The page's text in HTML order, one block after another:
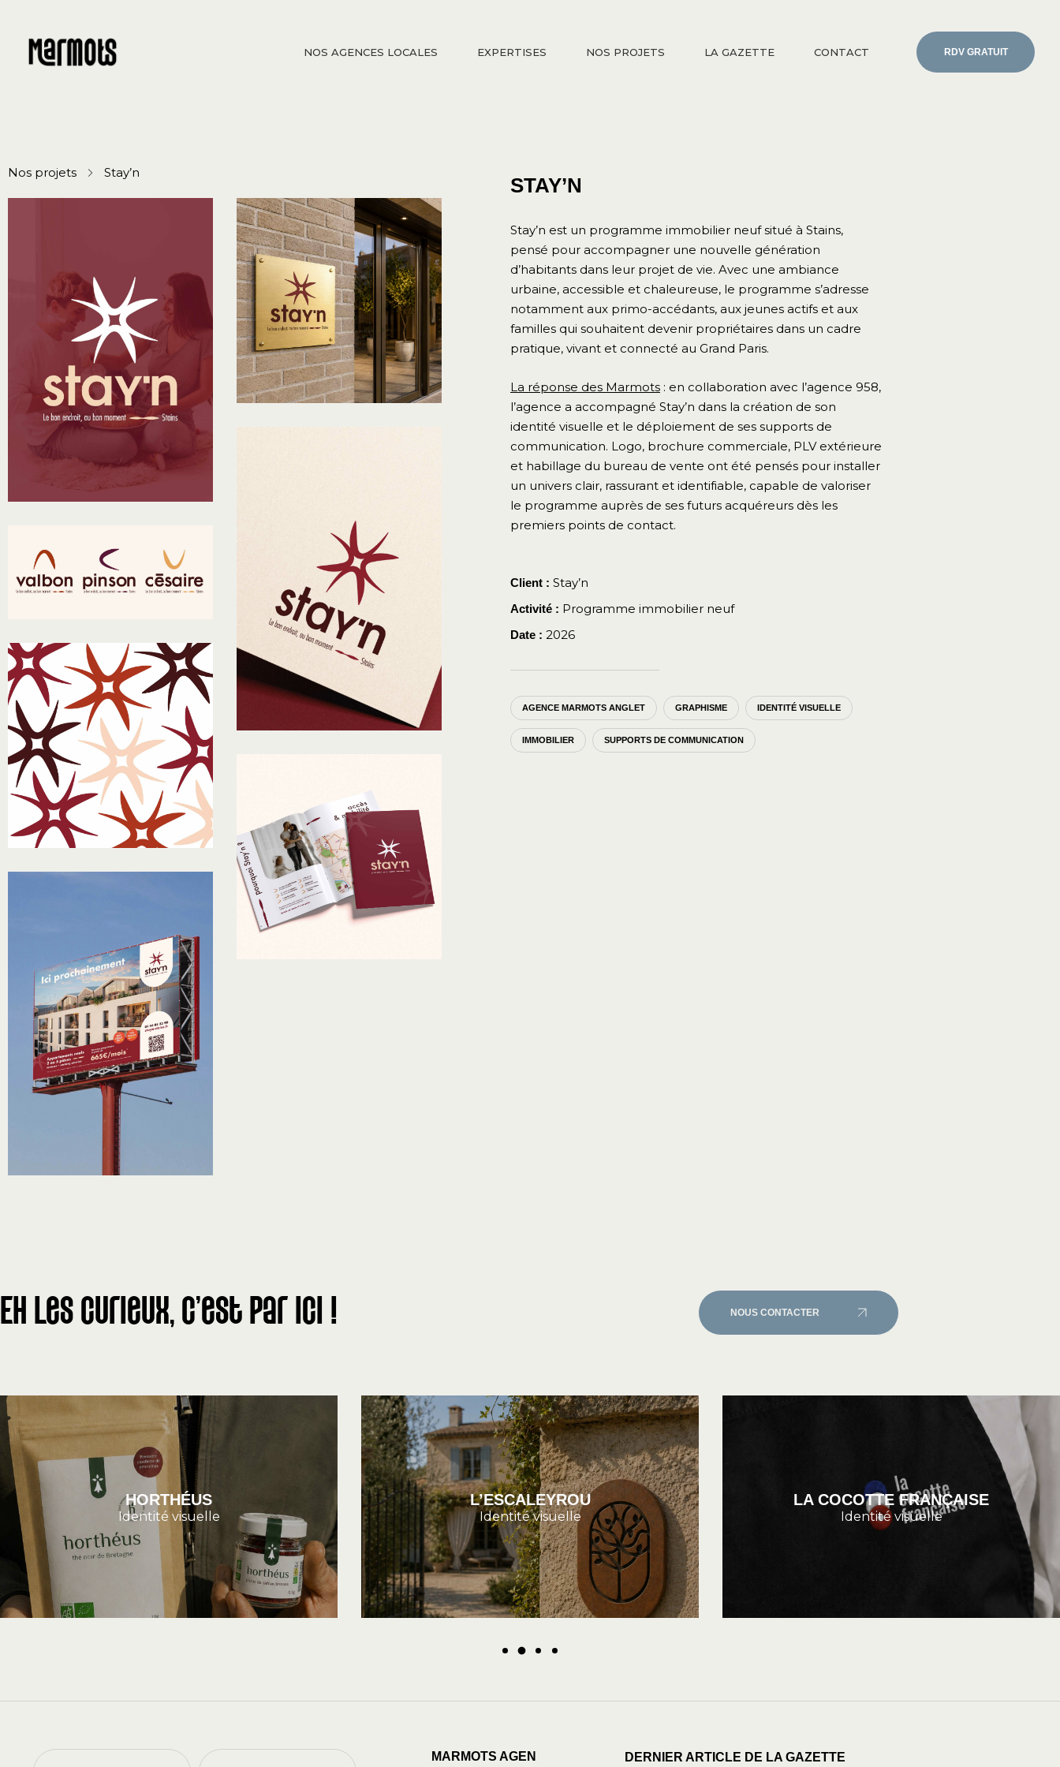
NOS AGENCES LOCALES EXPERTISES NOS PROJETS LA GAZETTE CONTACT RDV GRATUIT
Nos projets Stay’n
STAY’N
Stay’n est un programme immobilier neuf situé à Stains,
pensé pour accompagner une nouvelle génération
d’habitants dans leur projet de vie. Avec une ambiance
urbaine, accessible et chaleureuse, le programme s’adresse
notamment aux primo-accédants, aux jeunes actifs et aux
familles qui souhaitent devenir propriétaires dans un cadre
pratique, vivant et connecté au Grand Paris.
La réponse des Marmots : en collaboration avec l’agence 958,
l’agence a accompagné Stay’n dans la création de son
identité visuelle et le déploiement de ses supports de
communication. Logo, brochure commerciale, PLV extérieure
et habillage du bureau de vente ont été pensés pour installer
un univers clair, rassurant et identifiable, capable de valoriser
le programme auprès de ses futurs acquéreurs dès les
premiers points de contact.
Client : Stay’n
Activité : Programme immobilier neuf
Date : 2026
AGENCE MARMOTS ANGLET GRAPHISME IDENTITÉ VISUELLE
IMMOBILIER SUPPORTS DE COMMUNICATION
Eh les curieux, c'est par ici ! NOUS CONTACTER
HORTHÉUS
Identité visuelle
L’ESCALEYROU
Identité visuelle
LA COCOTTE FRANÇAISE
Identité visuelle
MARMOTS AGEN DERNIER ARTICLE DE LA GAZETTE